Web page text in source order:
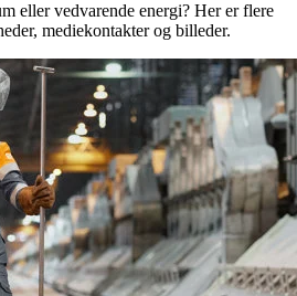
eller vedvarende energi? Her er flere
mediekontakter og billeder.